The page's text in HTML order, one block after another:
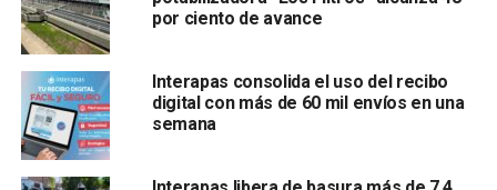
perfectas condiciones la infraestructura sanitaria que
debido a la antigüedad y la acumulación de basura,
El organismo busca realizar un trabajo de calidad en esta
zona para descartar problemas futuros a mediano y largo
plazo, por lo mismo se introduce en el lugar un tubo de un
por ciento de avance
Interapas consolida el uso del recibo
digital con más de 60 mil envíos en una
semana